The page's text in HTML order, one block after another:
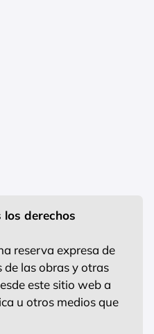
los derechos
reserva expresa de
de las obras y otras
este sitio web a
u otros medios que